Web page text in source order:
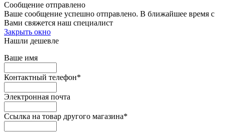
Сообщение отправлено
Ваше сообщение успешно отправлено. В ближайшее время с
Вами свяжется наш специалист
Закрыть окно
Нашли дешевле
Ваше имя
Контактный телефон*
Электронная почта
Ссылка на товар другого магазина*